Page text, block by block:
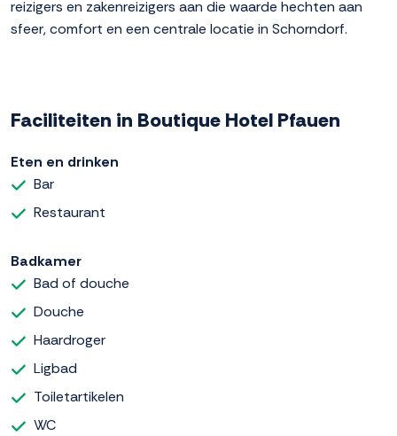
reizigers en zakenreizigers aan die waarde hechten aan
sfeer, comfort en een centrale locatie in Schorndorf.
Faciliteiten in Boutique Hotel Pfauen
Eten en drinken
Bar
Restaurant
Badkamer
Bad of douche
Douche
Haardroger
Ligbad
Toiletartikelen
WC